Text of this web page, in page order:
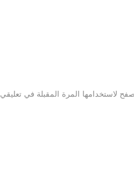
لاستخدامها المرة المقبلة في تعليقي.